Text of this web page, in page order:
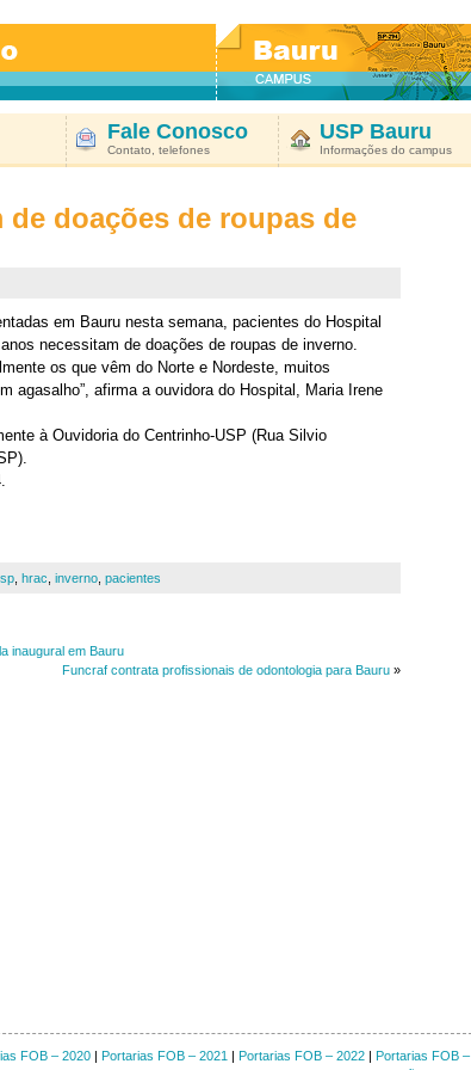
Fale Conosco
Contato, telefones
USP Bauru
Informações do campus
de doações de roupas de
em Bauru nesta semana, pacientes do Hospital
necessitam de doações de roupas de inverno.
os que vêm do Norte e Nordeste, muitos
agasalho”, afirma a ouvidora do Hospital, Maria Irene
à Ouvidoria do Centrinho-USP (Rua Silvio
hrac inverno pacientes
inaugural em Bauru
Funcraf contrata profissionais de odontologia para Bauru »
FOB – 2020| Portarias FOB – 2021 | Portarias FOB – 2022| Portarias FOB –